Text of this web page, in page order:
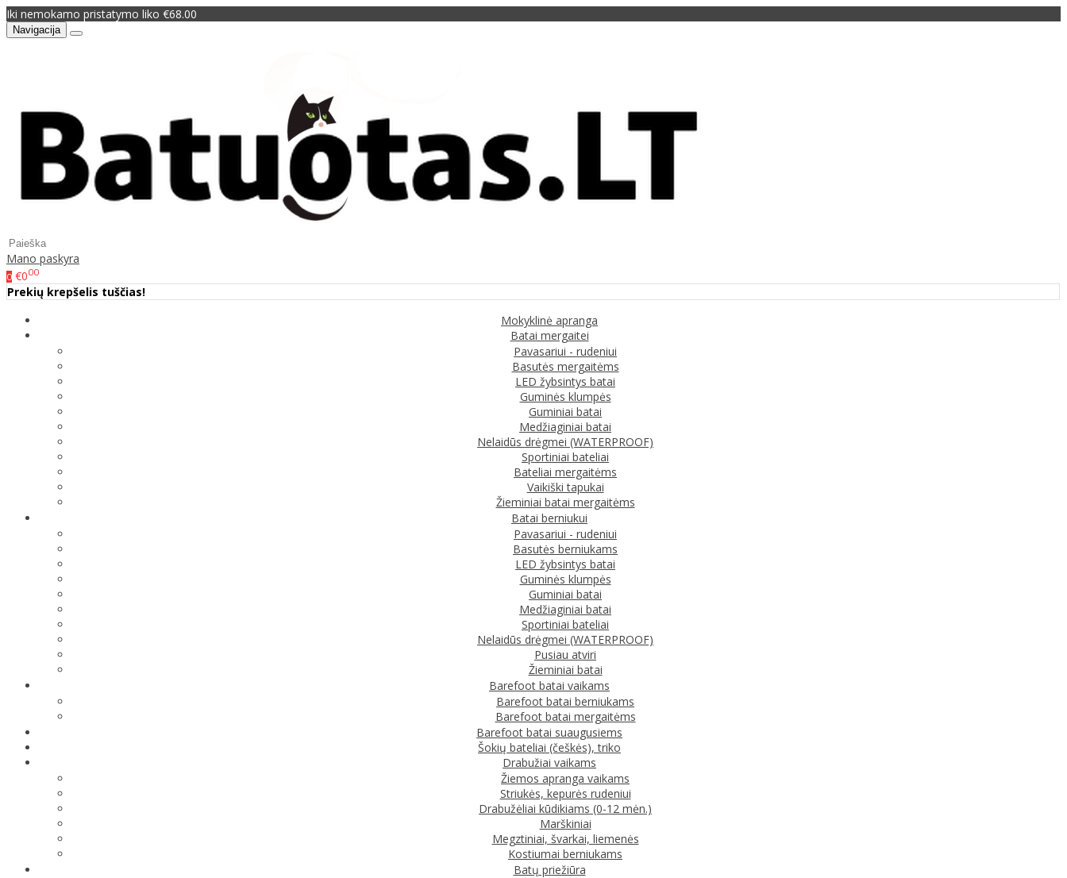
Iki nemokamo pristatymo liko €68.00
Navigacija
Mano paskyra
0 €000
Prekių krepšelis tuščias!
Mokyklinė apranga
Batai mergaitei
Pavasariui - rudeniui
Basutės mergaitėms
LED žybsintys batai
Guminės klumpės
Guminiai batai
Medžiaginiai batai
Nelaidūs drėgmei (WATERPROOF)
Sportiniai bateliai
Bateliai mergaitėms
Vaikiški tapukai
Žieminiai batai mergaitėms
Batai berniukui
Pavasariui - rudeniui
Basutės berniukams
LED žybsintys batai
Guminės klumpės
Guminiai batai
Medžiaginiai batai
Sportiniai bateliai
Nelaidūs drėgmei (WATERPROOF)
Pusiau atviri
Žieminiai batai
Barefoot batai vaikams
Barefoot batai berniukams
Barefoot batai mergaitėms
Barefoot batai suaugusiems
Šokių bateliai (češkės), triko
Drabužiai vaikams
Žiemos apranga vaikams
Striukės, kepurės rudeniui
Drabužėliai kūdikiams (0-12 mėn.)
Marškiniai
Megztiniai, švarkai, liemenės
Kostiumai berniukams
Batų priežiūra